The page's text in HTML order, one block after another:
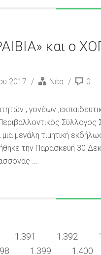
και ο
2017 Νέα 0
, γονέων
Περιβαλλοντικός
μεγάλη τιμητική
την Παρασκευή 30
...
1.391 1.392
1.399 1.400